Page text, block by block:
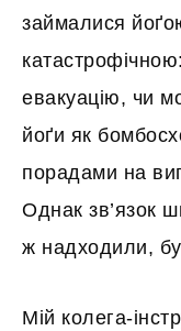
займалися
евакуацію, чи
йоґи як
порадами на
Однак зв’язок
ж надходили,
Мій колега-